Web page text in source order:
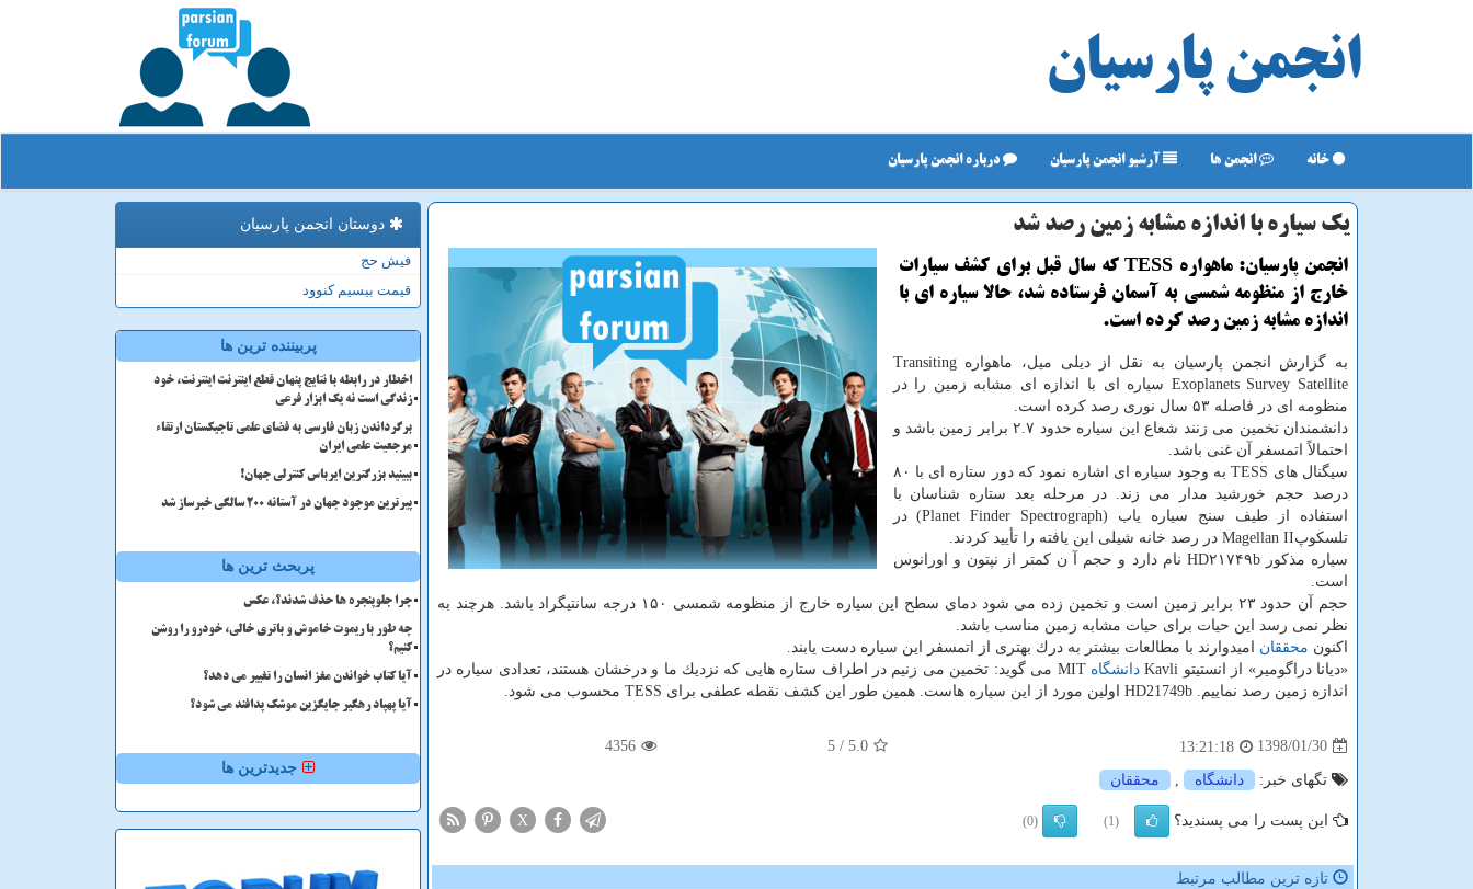
انجمن پارسیان
خانه انجمن ها آرشیو انجمن پارسیان درباره انجمن پارسیان
یك سیاره با اندازه مشابه زمین رصد شد
انجمن پارسیان: ماهواره TESS كه سال قبل برای كشف سیارات
خارج از منظومه شمسی به آسمان فرستاده شد، حالا سیاره ای با
اندازه مشابه زمین رصد كرده است.
به گزارش انجمن پارسیان به نقل از دیلی میل، ماهواره Transiting
Exoplanets Survey Satellite سیاره ای با اندازه ای مشابه زمین را در
منظومه ای در فاصله ۵۳ سال نوری رصد كرده است.
دانشمندان تخمین می زنند شعاع این سیاره حدود ۲.۷ برابر زمین باشد و
احتمالاً اتمسفر آن غنی باشد.
سیگنال های TESS به وجود سیاره ای اشاره نمود كه دور ستاره ای با ۸۰
درصد حجم خورشید مدار می زند. در مرحله بعد ستاره شناسان با
استفاده از طیف سنج سیاره یاب (Planet Finder Spectrograph) در
تلسكوپMagellan II در رصد خانه شیلی این یافته را تأیید كردند.
سیاره مذكور HD۲۱۷۴۹b نام دارد و حجم آ ن كمتر از نپتون و اورانوس
است.
حجم آن حدود ۲۳ برابر زمین است و تخمین زده می شود دمای سطح این سیاره خارج از منظومه شمسی ۱۵۰ درجه سانتیگراد باشد. هرچند به
نظر نمی رسد این حیات برای حیات مشابه زمین مناسب باشد.
اكنون محققان امیدوارند با مطالعات بیشتر به درك بهتری از اتمسفر این سیاره دست یابند.
«دیانا دراگومیر» از انستیتو Kavli
دانشگاه
MIT می گوید: تخمین می زنیم در اطراف ستاره هایی كه نزدیك ما و درخشان هستند، تعدادی سیاره در
اندازه زمین رصد نماییم. HD21749b اولین مورد از این سیاره هاست. همین طور این كشف نقطه عطفی برای TESS محسوب می شود.
1398/01/30
13:21:18
5.0
/ 5
4356
تگهای خبر: دانشگاه محققان
این پست را می پسندید؟ (1)
(0)
X
تازه ترین مطالب مرتبط
دوستان انجمن پارسیان
فیش حج
قیمت بیسیم کنوود
پربیننده ترین ها
اخطار در رابطه با نتایج پنهان قطع اینترنت اینترنت، خود
زندگی است نه یک ابزار فرعی
برگرداندن زبان فارسی به فضای علمی تاجیکستان ارتقاء
مرجعیت علمی ایران
ببینید بزرگترین ایرباس کنترلی جهان!
پیرترین موجود جهان در آستانه ۲۰۰ سالگی خبرساز شد
پربحث ترین ها
چرا جلوپنجره ها حذف شدند؟، عکس
چه طور با ریموت خاموش و باتری خالی، خودرو را روشن
کنیم؟
آیا کتاب خواندن مغز انسان را تغییر می دهد؟
آیا پهپاد رهگیر جایگزین موشک پدافند می شود؟
جدیدترین ها